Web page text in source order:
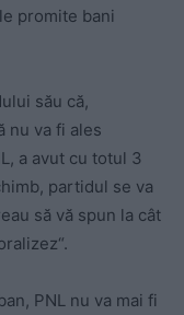
promite bani
său că,
nu va fi ales
a avut cu totul 3
partidul se va
să vă spun la cât
PNL nu va mai fi